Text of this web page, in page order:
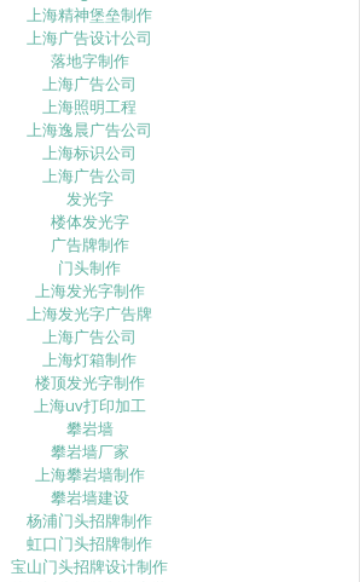
上海精神堡垒制作
上海广告设计公司
落地字制作
上海广告公司
上海照明工程
上海逸晨广告公司
上海标识公司
上海广告公司
发光字
楼体发光字
广告牌制作
门头制作
上海发光字制作
上海发光字广告牌
上海广告公司
上海灯箱制作
楼顶发光字制作
上海uv打印加工
攀岩墙
攀岩墙厂家
上海攀岩墙制作
攀岩墙建设
杨浦门头招牌制作
虹口门头招牌制作
宝山门头招牌设计制作